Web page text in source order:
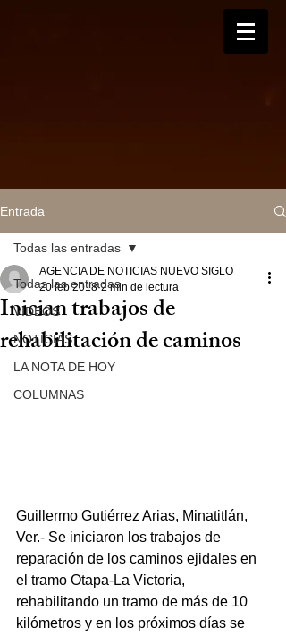
Entrada
Todas las entradas
VIDEOS
NOTICIAS
LA NOTA DE HOY
COLUMNAS
Todas las entradas
Inician trabajos de
rehabilitación de caminos
AGENCIA DE NOTICIAS NUEVO SIGLO
20 feb 2018 2 min de lectura
Guillermo Gutiérrez Arias, Minatitlán,
Ver.- Se iniciaron los trabajos de
reparación de los caminos ejidales en
el tramo Otapa-La Victoria,
rehabilitando un tramo de más de 10
kilómetros y en los próximos días se